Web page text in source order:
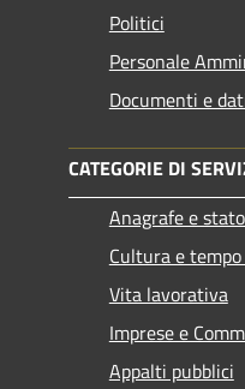
Politici
Personale
Documenti e
CATEGORIE DI
Anagrafe e
Cultura e
Vita lavorativa
Imprese e
Appalti pubblici